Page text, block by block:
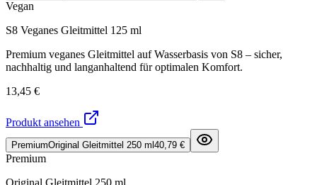
Vegan
S8 Veganes Gleitmittel 125 ml
Premium veganes Gleitmittel auf Wasserbasis von S8 – sicher,
nachhaltig und langanhaltend für optimalen Komfort.
13,45 €
Produkt ansehen
PremiumOriginal Gleitmittel 250 ml 40,79 €
Premium